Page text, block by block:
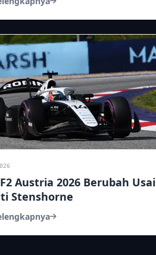
Austria 2026 Berubah Usai
Stenshorne